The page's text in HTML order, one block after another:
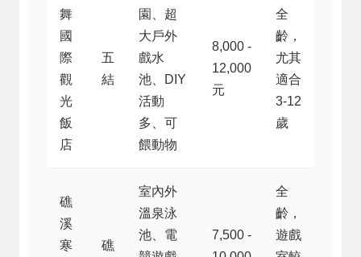
舞
國
際
觀
光
飯
店
五
結
園、超
大戶外
戲水
池、DIY
活動
多、可
餵動物
8,000 -
12,000
元
全
齡，
尤其
適合
3-12
歲
礁
溪
寒
礁
室內外
溫泉泳
池、電
7,500 -
全
齡，
遊戲